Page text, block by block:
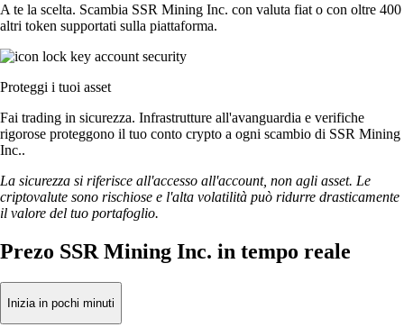
A te la scelta. Scambia SSR Mining Inc. con valuta fiat o con oltre 400
altri token supportati sulla piattaforma.
Proteggi i tuoi asset
Fai trading in sicurezza. Infrastrutture all'avanguardia e verifiche
rigorose proteggono il tuo conto crypto a ogni scambio di SSR Mining
Inc..
La sicurezza si riferisce all'accesso all'account, non agli asset. Le
criptovalute sono rischiose e l'alta volatilità può ridurre drasticamente
il valore del tuo portafoglio.
Prezo SSR Mining Inc. in tempo reale
Inizia in pochi minuti